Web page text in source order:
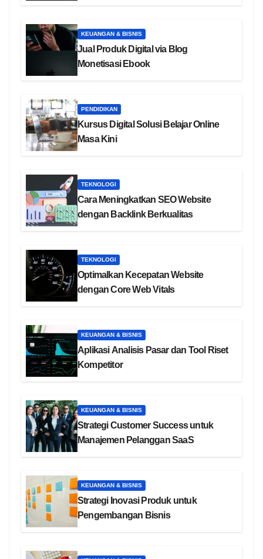
KEUANGAN & BISNIS
Jual Produk Digital via Blog
Monetisasi Ebook
PENDIDIKAN
Kursus Digital Solusi Belajar Online
Masa Kini
TEKNOLOGI
Cara Meningkatkan SEO Website
dengan Backlink Berkualitas
TEKNOLOGI
Optimalkan Kecepatan Website
dengan Core Web Vitals
KEUANGAN & BISNIS
Aplikasi Analisis Pasar dan Tool Riset
Kompetitor
KEUANGAN & BISNIS
Strategi Customer Success untuk
Manajemen Pelanggan SaaS
KEUANGAN & BISNIS
Strategi Inovasi Produk untuk
Pengembangan Bisnis